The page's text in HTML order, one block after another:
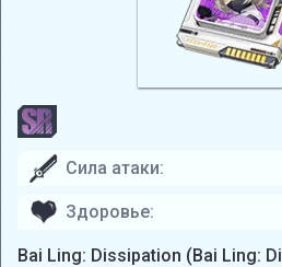
Сила атаки:
Здоровье:
Bai Ling: Dissipation (Bai Ling: